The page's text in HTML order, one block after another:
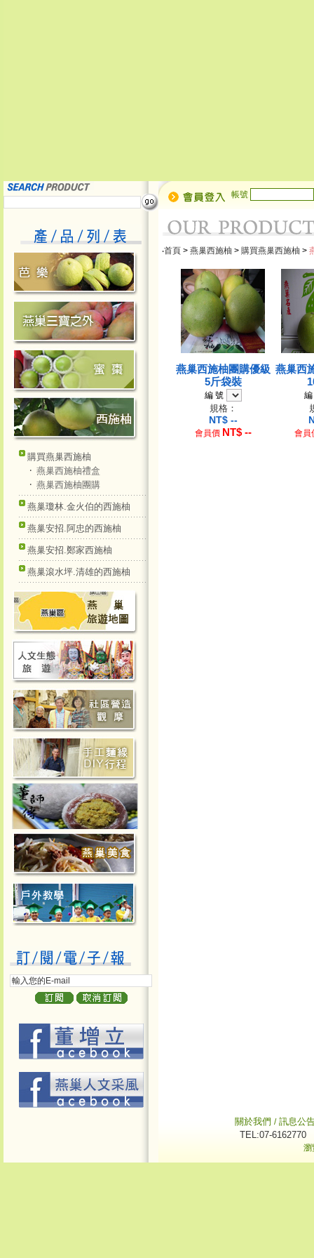
購買燕巢西施柚
‧ 燕巢西施柚禮盒
‧ 燕巢西施柚團購
燕巢瓊林.金火伯的西施柚
燕巢安招.阿忠的西施柚
燕巢安招.鄭家西施柚
燕巢滾水坪.清雄的西施柚
帳號
‧首頁> 燕巢西施柚 > 購買燕巢西施柚 >
燕巢西施柚團購優級
5斤袋裝
編 號
規格：
NT$ --
會員價 NT$ --
燕巢西
編
會員
關於我們 / 訊息公
TEL:07-
瀏